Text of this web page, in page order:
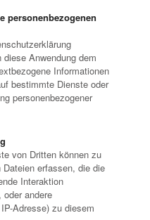
personenbezogenen
Anwendung dem
Informationen
bestimmte Dienste oder
personenbezogener
von Dritten können zu
erfassen, die die
Interaktion
andere
Adresse) zu diesem